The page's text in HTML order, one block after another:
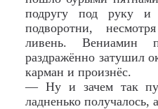
подругу под руку и
подворотни,
ливень. Вениамин
раздражённо затушил
карман и произнёс.
— Ну и зачем так
ладненько получалось,